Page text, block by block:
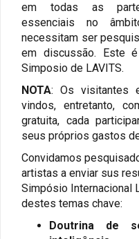
em todas as
essenciais no
necessitam ser
em discussão. Este
Simposio de LAVITS.
NOTA: Os visitantes
vindos, entretanto,
gratuita, cada
seus próprios gastos
Convidamos
artistas a enviar sus
Simpósio Internacional
destes temas chave:
Doutrina de